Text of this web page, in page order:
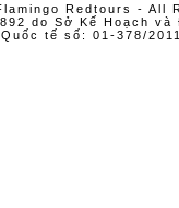
Redtours - All
do Sở Kế Hoạch
tế số: 01-378/